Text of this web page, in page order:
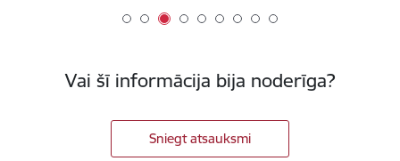
Vai šī informācija bija noderīga?
Sniegt atsauksmi